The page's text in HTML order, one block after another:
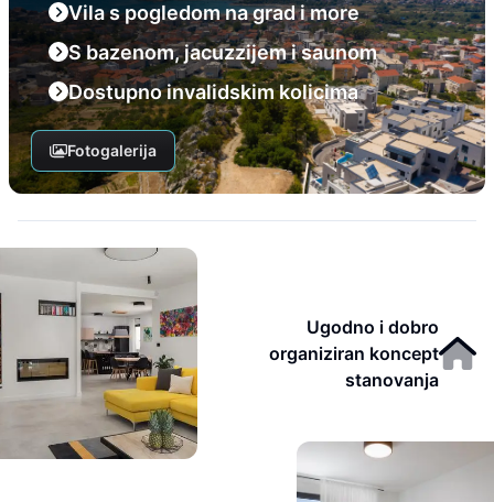
Vila s pogledom na grad i more
S bazenom, jacuzzijem i saunom
Dostupno invalidskim kolicima
Fotogalerija
Ugodno i dobro
organiziran koncept
stanovanja